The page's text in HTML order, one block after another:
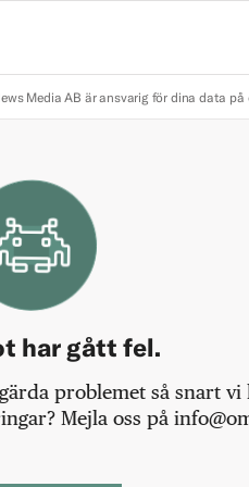
Media AB är ansvarig för dina data på
har gått fel.
problemet så snart
Mejla oss på